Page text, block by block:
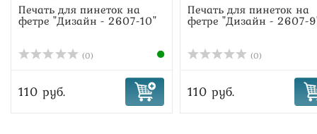
Печать для пинеток на
фетре "Дизайн - 2607-10"
(0)
110 руб.
Печать для пинеток на
фетре "Дизайн - 2607-
(0)
110 руб.